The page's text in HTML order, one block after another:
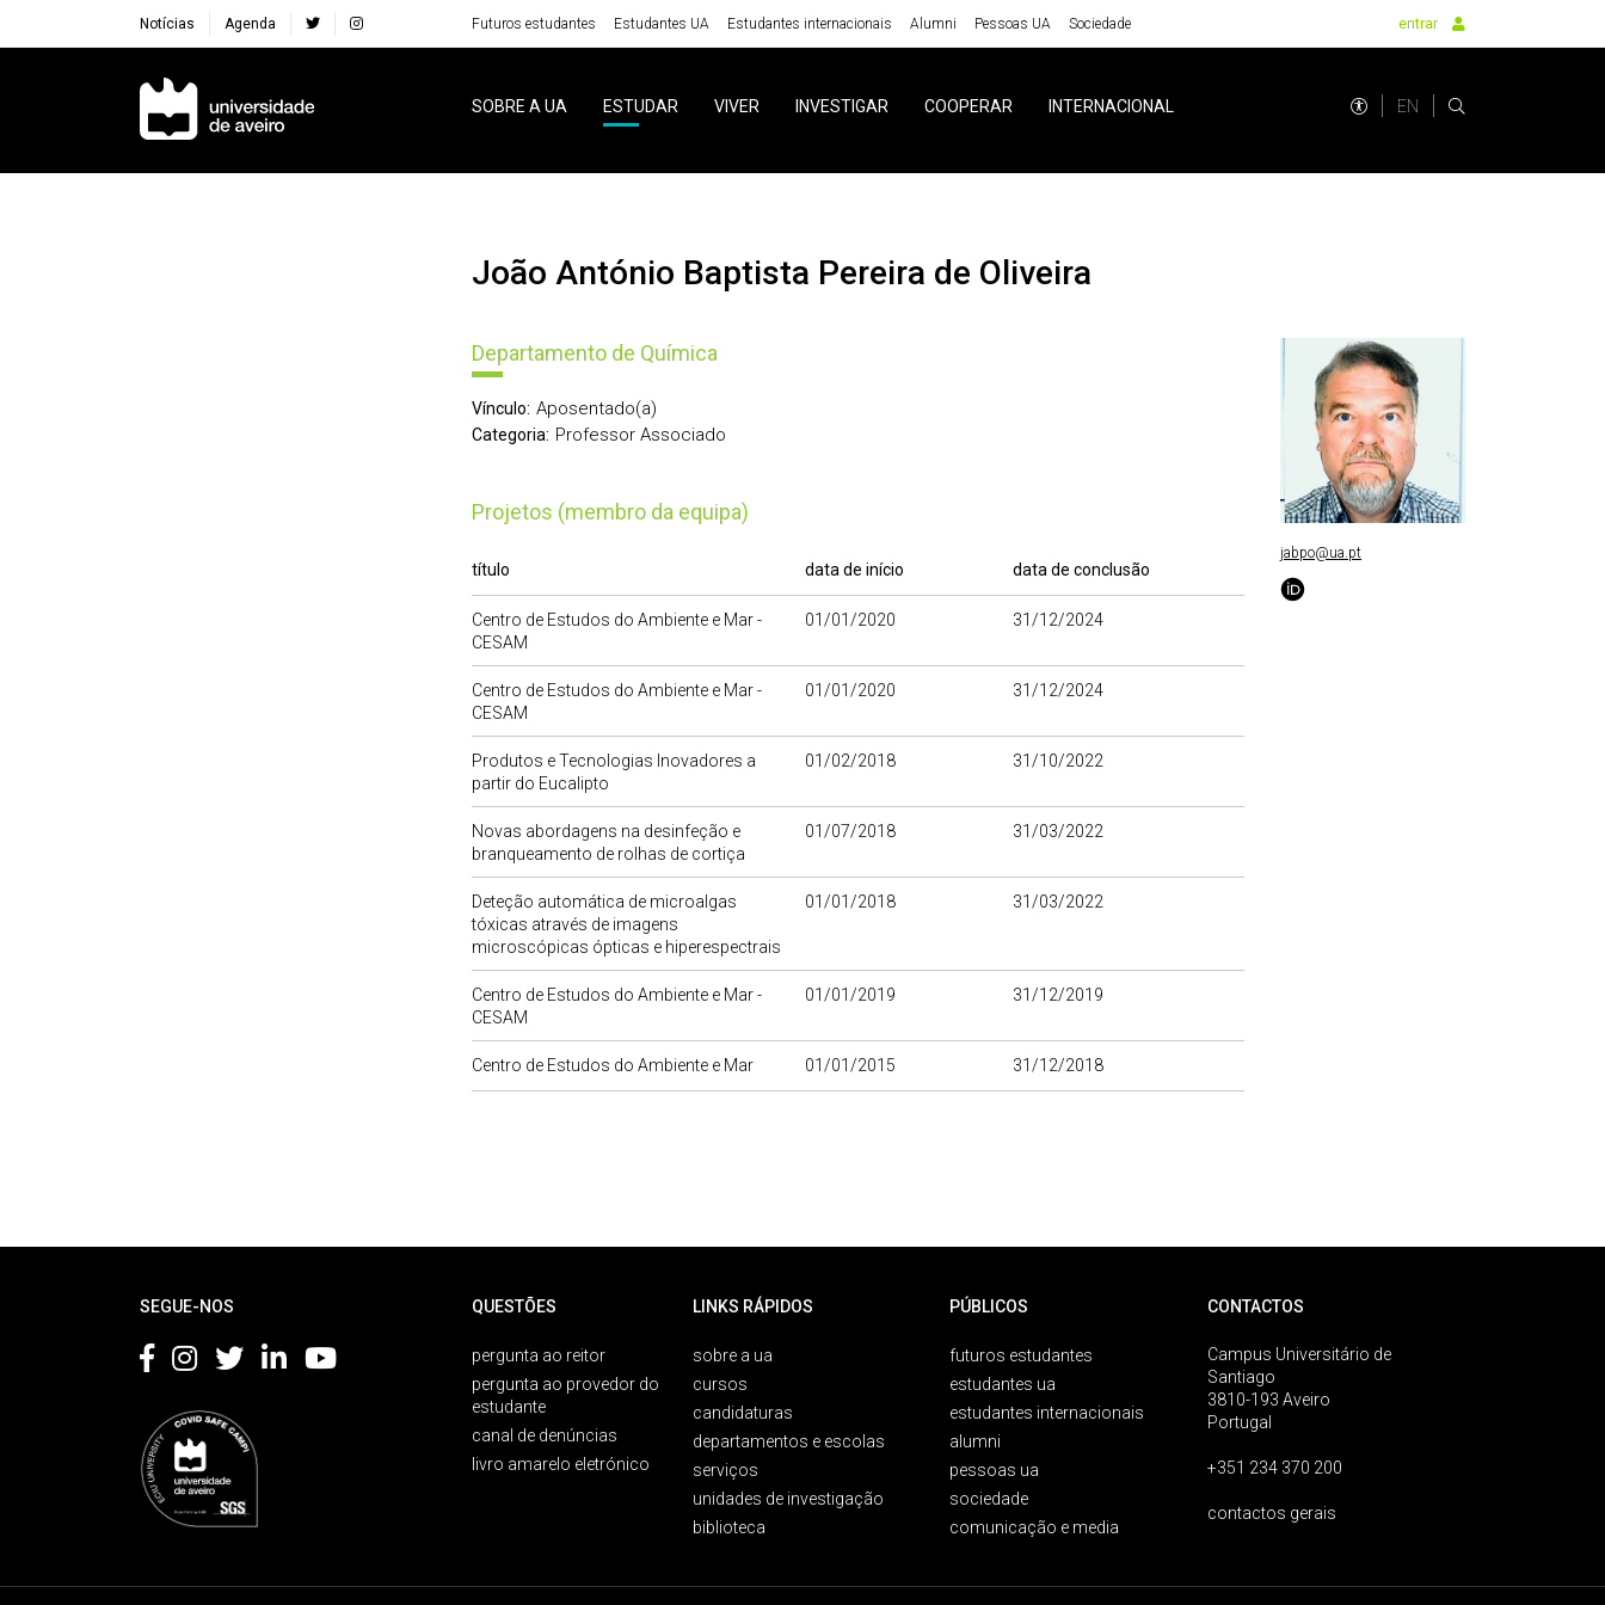
Notícias Agenda Futuros estudantes Estudantes UA Estudantes internacionais Alumni Pessoas UA Sociedade entrar
Navegação Principal
SOBRE A UA ESTUDAR VIVER INVESTIGAR COOPERAR INTERNACIONAL EN
João António Baptista Pereira de Oliveira
Departamento de Química
Vínculo: Aposentado(a)
Categoria: Professor Associado
Projetos (membro da equipa)
título data de início data de conclusão
Centro de Estudos do Ambiente e Mar -
CESAM
01/01/2020 31/12/2024
Centro de Estudos do Ambiente e Mar -
CESAM
01/01/2020 31/12/2024
Produtos e Tecnologias Inovadores a
partir do Eucalipto
01/02/2018 31/10/2022
Novas abordagens na desinfeção e
branqueamento de rolhas de cortiça
01/07/2018 31/03/2022
Deteção automática de microalgas
tóxicas através de imagens
microscópicas ópticas e hiperespectrais
01/01/2018 31/03/2022
Centro de Estudos do Ambiente e Mar -
CESAM
01/01/2019 31/12/2019
Centro de Estudos do Ambiente e Mar 01/01/2015 31/12/2018
jabpo@ua.pt
SEGUE-NOS QUESTÕES
pergunta ao reitor
pergunta ao provedor do
estudante
canal de denúncias
livro amarelo eletrónico
LINKS RÁPIDOS
sobre a ua
cursos
candidaturas
departamentos e escolas
serviços
unidades de investigação
biblioteca
PÚBLICOS
futuros estudantes
estudantes ua
estudantes internacionais
alumni
pessoas ua
sociedade
comunicação e media
CONTACTOS
Campus Universitário de
Santiago
3810-193 Aveiro
Portugal
+351 234 370 200
contactos gerais